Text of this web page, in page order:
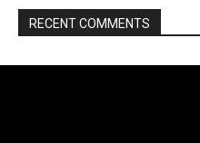
RECENT COMMENTS